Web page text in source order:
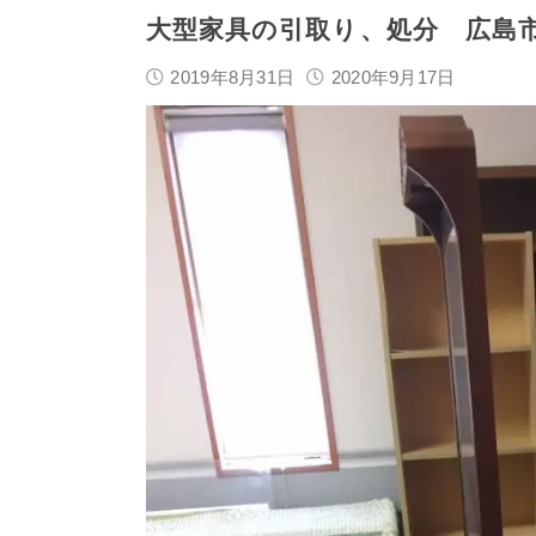
大型家具の引取り、処分 広島
2019年8月31日 2020年9月17日